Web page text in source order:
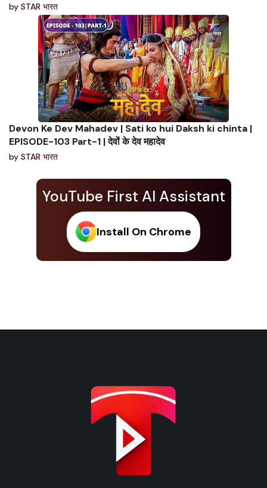
YouTube First AI Assistant
Install On Chrome
by STAR भारत
Devon Ke Dev Mahadev | Sati ko hui Daksh ki chinta |
EPISODE-103 Part-1 | देवों के देव महादेव
by STAR भारत